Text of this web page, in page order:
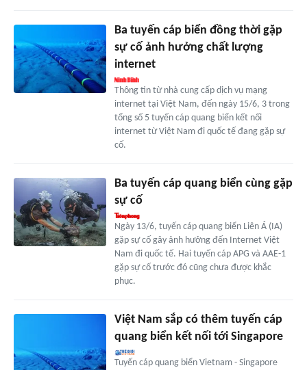
Ba tuyến cáp biển đồng thời gặp
sự cố ảnh hưởng chất lượng
internet
Thông tin từ nhà cung cấp dịch vụ mạng
internet tại Việt Nam, đến ngày 15/6, 3 trong
tổng số 5 tuyến cáp quang biển kết nối
internet từ Việt Nam đi quốc tế đang gặp sự
cố.
Ba tuyến cáp quang biển cùng gặp
sự cố
Ngày 13/6, tuyến cáp quang biển Liên Á (IA)
gặp sự cố gây ảnh hưởng đến Internet Việt
Nam đi quốc tế. Hai tuyến cáp APG và AAE-1
gặp sự cố trước đó cũng chưa được khắc
phục.
Việt Nam sắp có thêm tuyến cáp
quang biển kết nối tới Singapore
Tuyến cáp quang biển Vietnam - Singapore